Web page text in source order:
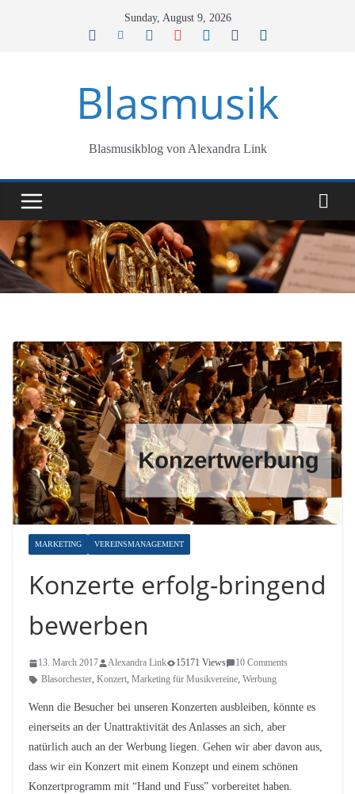
Sunday, August 9, 2026
Blasmusik
Blasmusikblog von Alexandra Link
MARKETING VEREINSMANAGEMENT
Konzerte erfolg-bringend
bewerben
13. March 2017 Alexandra Link 15171 Views
10 Comments
Blasorchester, Konzert, Marketing für Musikvereine, Werbung
Wenn die Besucher bei unseren Konzerten ausbleiben, könnte es
einerseits an der Unattraktivität des Anlasses an sich, aber
natürlich auch an der Werbung liegen. Gehen wir aber davon aus,
dass wir ein Konzert mit einem Konzept und einem schönen
Konzertprogramm mit “Hand und Fuss” vorbereitet haben.